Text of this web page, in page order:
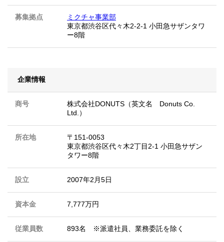
募集拠点
ミクチャ事業部
東京都渋谷区代々木2-2-1 小田急サザンタワ
ー8階
企業情報
商号
株式会社DONUTS（英文名 Donuts Co.
Ltd.）
所在地
〒151-0053
東京都渋谷区代々木2丁目2-1 小田急サザン
タワー8階
設立 2007年2月5日
資本金 7,777万円
従業員数 893名 ※派遣社員、業務委託を除く